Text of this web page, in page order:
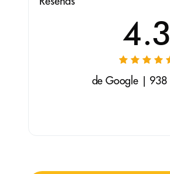
4.3
de Google | 938